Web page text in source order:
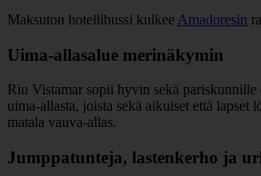
Maksuton hotellibussi kulkee Amadoresin
Uima-allasalue merinäkymin
Riu Vistamar sopii hyvin sekä pariskunnille
uima-allasta, joista sekä aikuiset että
matala vauva-allas.
Jumppatunteja, lastenkerho ja